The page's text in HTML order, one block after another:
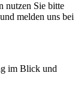
nutzen Sie bitte
melden uns bei
im Blick und